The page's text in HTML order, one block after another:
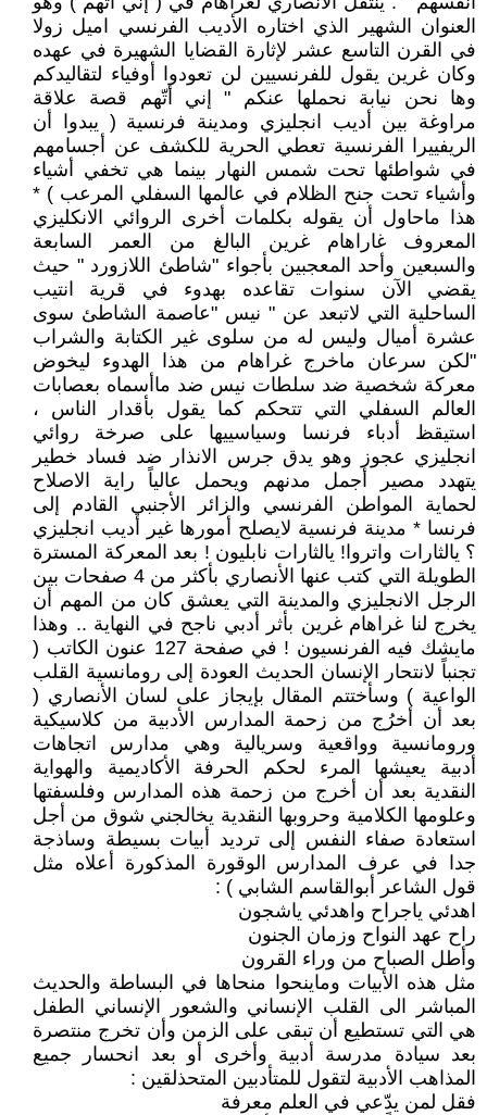
العنوان الشهير الذي اختاره الأديب الفرنسي اميل زولا
في القرن التاسع عشر لإثارة القضايا الشهيرة في عهده
وكان غرين يقول للفرنسيين لن تعودوا أوفياء لتقاليدكم
وها نحن نيابة نحملها عنكم " إني أتّهم قصة علاقة
مراوغة بين أديب انجليزي ومدينة فرنسية ( يبدوا أن
الريفييرا الفرنسية تعطي الحرية للكشف عن أجسامهم
في شواطئها تحت شمس النهار بينما هي تخفي أشياء
وأشياء تحت جنح الظلام في عالمها السفلي المرعب ) *
هذا ماحاول أن يقوله بكلمات أخرى الروائي الانكليزي
المعروف غاراهام غرين البالغ من العمر السابعة
والسبعين وأحد المعجبين بأجواء "شاطئ اللازورد " حيث
يقضي الآن سنوات تقاعده بهدوء في قرية انتيب
الساحلية التي لاتبعد عن " نيس "عاصمة الشاطئ سوى
عشرة أميال وليس له من سلوى غير الكتابة والشراب
"لكن سرعان ماخرج غراهام من هذا الهدوء ليخوض
معركة شخصية ضد سلطات نيس ضد ماأسماه بعصابات
العالم السفلي التي تتحكم كما يقول بأقدار الناس ،
استيقظ أدباء فرنسا وسياسييها على صرخة روائي
انجليزي عجوز وهو يدق جرس الانذار ضد فساد خطير
يتهدد مصير أجمل مدنهم ويحمل عالياً راية الاصلاح
لحماية المواطن الفرنسي والزائر الأجنبي القادم إلى
فرنسا * مدينة فرنسية لايصلح أمورها غير أديب انجليزي
؟ يالثارات واتروا! يالثارات نابليون ! بعد المعركة المسترة
الطويلة التي كتب عنها الأنصاري بأكثر من 4 صفحات بين
الرجل الانجليزي والمدينة التي يعشق كان من المهم أن
يخرج لنا غراهام غرين بأثر أدبي ناجح في النهاية .. وهذا
مايشك فيه الفرنسيون ! في صفحة 127 عنون الكاتب (
تجنباً لانتحار الإنسان الحديث العودة إلى رومانسية القلب
الواعية ) وسأختتم المقال بإيجاز على لسان الأنصاري (
بعد أن أخرُج من زحمة المدارس الأدبية من كلاسيكية
ورومانسية وواقعية وسريالية وهي مدارس اتجاهات
أدبية يعيشها المرء لحكم الحرفة الأكاديمية والهواية
النقدية بعد أن أخرج من زحمة هذه المدارس وفلسفتها
وعلومها الكلامية وحروبها النقدية يخالجني شوق من أجل
استعادة صفاء النفس إلى ترديد أبيات بسيطة وساذجة
جدا في عرف المدارس الوقورة المذكورة أعلاه مثل
قول الشاعر أبوالقاسم الشابي ) :
اهدئي ياجراح واهدئي ياشجون
راح عهد النواح وزمان الجنون
وأطل الصباح من وراء القرون
مثل هذه الأبيات وماينحوا منحاها في البساطة والحديث
المباشر الى القلب الإنساني والشعور الإنساني الطفل
هي التي تستطيع أن تبقى على الزمن وأن تخرج منتصرة
بعد سيادة مدرسة أدبية وأخرى أو بعد انحسار جميع
المذاهب الأدبية لتقول للمتأدبين المتحذلقين :
فقل لمن يدّعي في العلم معرفة